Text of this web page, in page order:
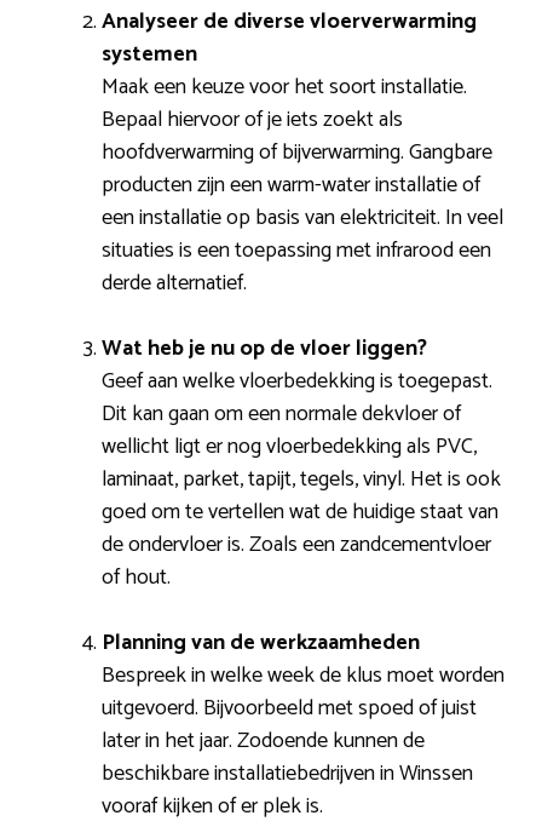
Analyseer de diverse vloerverwarming
systemen
Maak een keuze voor het soort installatie.
Bepaal hiervoor of je iets zoekt als
hoofdverwarming of bijverwarming. Gangbare
producten zijn een warm-water installatie of
een installatie op basis van elektriciteit. In veel
situaties is een toepassing met infrarood een
derde alternatief.
Wat heb je nu op de vloer liggen?
Geef aan welke vloerbedekking is toegepast.
Dit kan gaan om een normale dekvloer of
wellicht ligt er nog vloerbedekking als PVC,
laminaat, parket, tapijt, tegels, vinyl. Het is ook
goed om te vertellen wat de huidige staat van
de ondervloer is. Zoals een zandcementvloer
of hout.
Planning van de werkzaamheden
Bespreek in welke week de klus moet worden
uitgevoerd. Bijvoorbeeld met spoed of juist
later in het jaar. Zodoende kunnen de
beschikbare installatiebedrijven in Winssen
vooraf kijken of er plek is.